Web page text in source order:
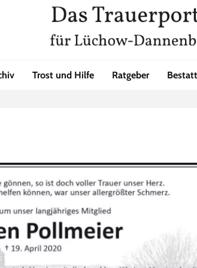
Trost und Hilfe Ratgeber